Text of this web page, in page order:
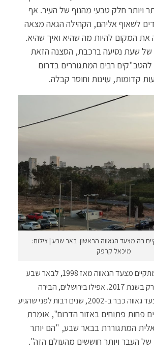
p
p
ויותר חלק טבעי מהנוף של העיר. אף
לשאוף אליהם, הקהילה הגאה מצאה
המקום להיות מה שהיא ואיך שהיא.
שעת נסיעה ברכבת, הסצנה הזאת
רבים המתגוררים בדרום
קדומות, עוינות וחוסר קבלה.
התקיים בה מצעד הגאווה הראשון. באר שבע | צילום:
מיכאל קרפק
בעוד שבתל אביב מתקיים מצעד הגאווה מאז 1998, לבאר שבע
הוא הגיע לראשונה רק בשנת 2017. אפילו בירושלים, הבירה
השמרנית, נערך מצעד גאווה כבר ב-2002, שנים רבות לפני שהגיע
פחות פתוחים באזור הדרום", אומרת
המתגוררת בבאר שבע, "הם יותר
העבר ויותר חוששים מהעולם הזה".